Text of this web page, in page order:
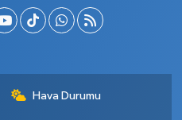
Hava Durumu